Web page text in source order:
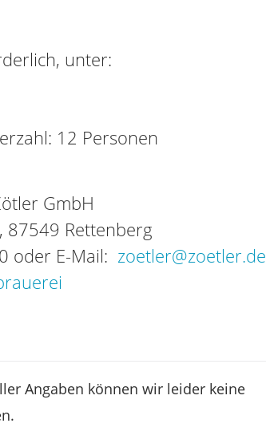
unter:
12 Personen
GmbH
87549 Rettenberg
oder E-Mail: zoetler@zoetler.de
Angaben können wir leider keine